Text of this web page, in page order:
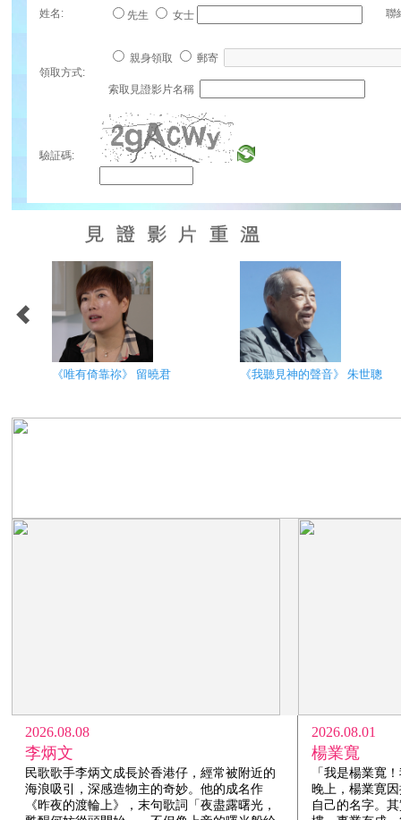
姓名: 先生 女士 聯
領取方式:
親身領取 郵寄
索取見證影片名稱
驗証碼:
《唯有倚靠祢》 留曉君 《我聽見神的聲音》 朱世聰
2026.08.08
李炳文
民歌歌手李炳文成長於香港仔，經常被附近的
海浪吸引，深感造物主的奇妙。他的成名作
《昨夜的渡輪上》，末句歌詞「夜盡露曙光，
2026.08.01
楊業寬
「我是楊業寬
晚上，楊業寛
自己的名字。